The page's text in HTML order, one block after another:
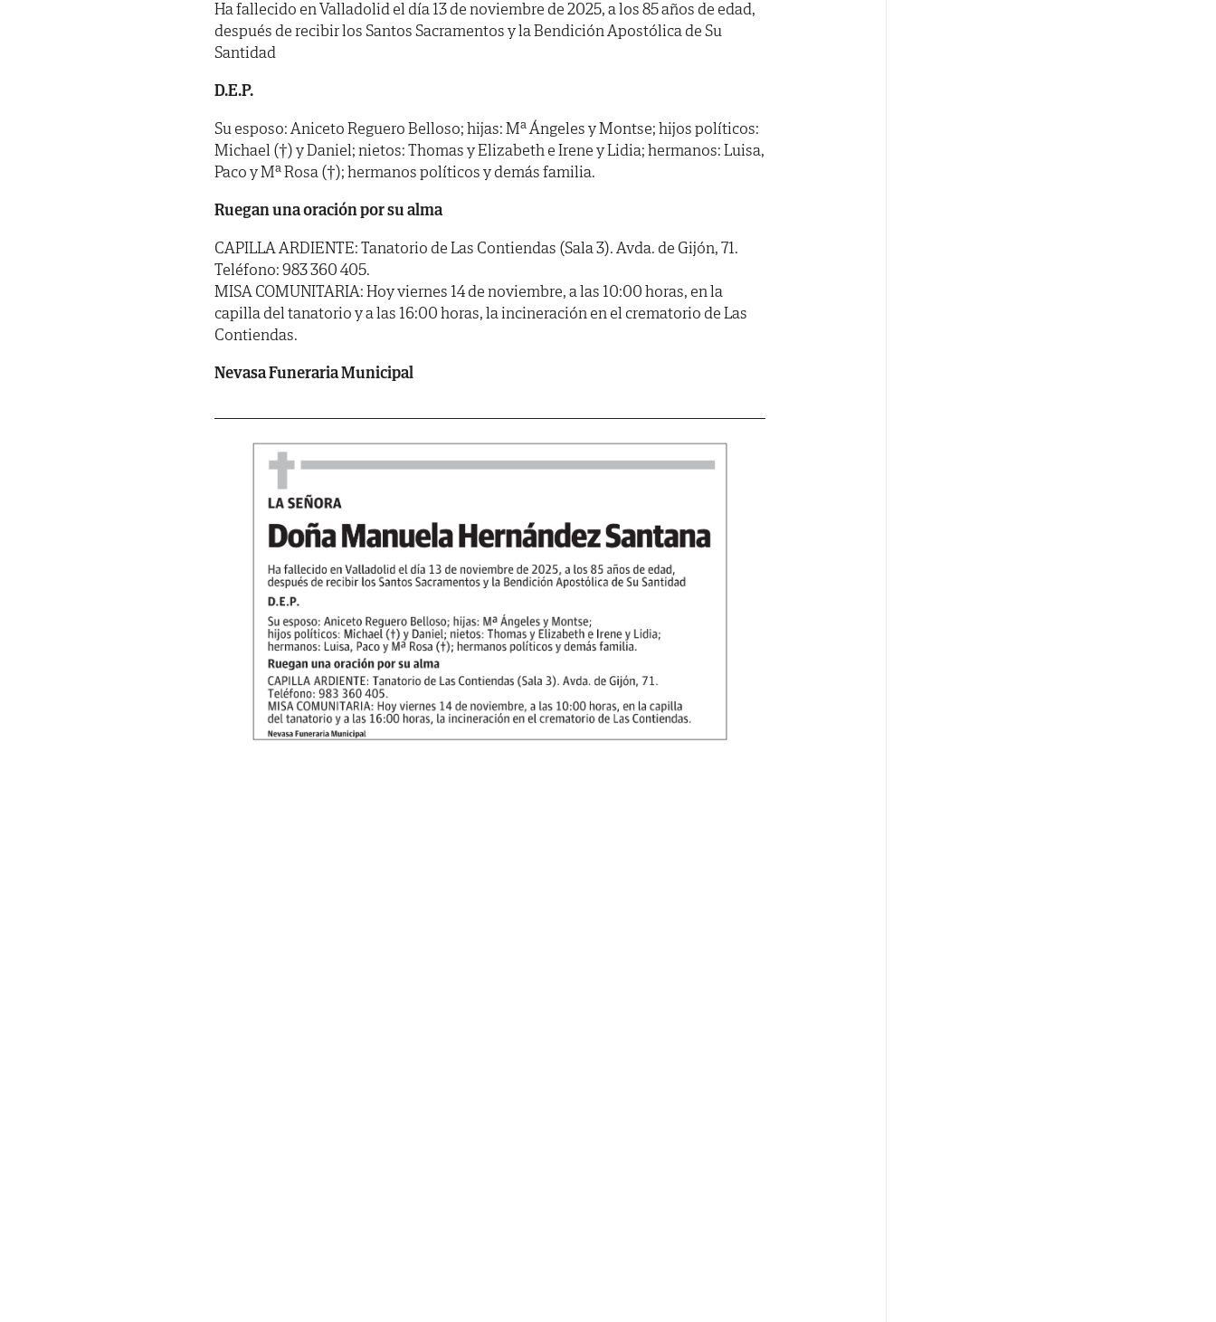
Ha fallecido en Valladolid el día 13 de noviembre de 2025, a los 85 años de edad,
después de recibir los Santos Sacramentos y la Bendición Apostólica de Su
Santidad
D.E.P.
Su esposo: Aniceto Reguero Belloso; hijas: Mª Ángeles y Montse; hijos políticos:
Michael (†) y Daniel; nietos: Thomas y Elizabeth e Irene y Lidia; hermanos: Luisa,
Paco y Mª Rosa (†); hermanos políticos y demás familia.
Ruegan una oración por su alma
CAPILLA ARDIENTE: Tanatorio de Las Contiendas (Sala 3). Avda. de Gijón, 71.
Teléfono: 983 360 405.
MISA COMUNITARIA: Hoy viernes 14 de noviembre, a las 10:00 horas, en la
capilla del tanatorio y a las 16:00 horas, la incineración en el crematorio de Las
Contiendas.
Nevasa Funeraria Municipal